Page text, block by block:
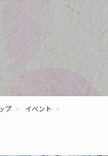
プ イベント